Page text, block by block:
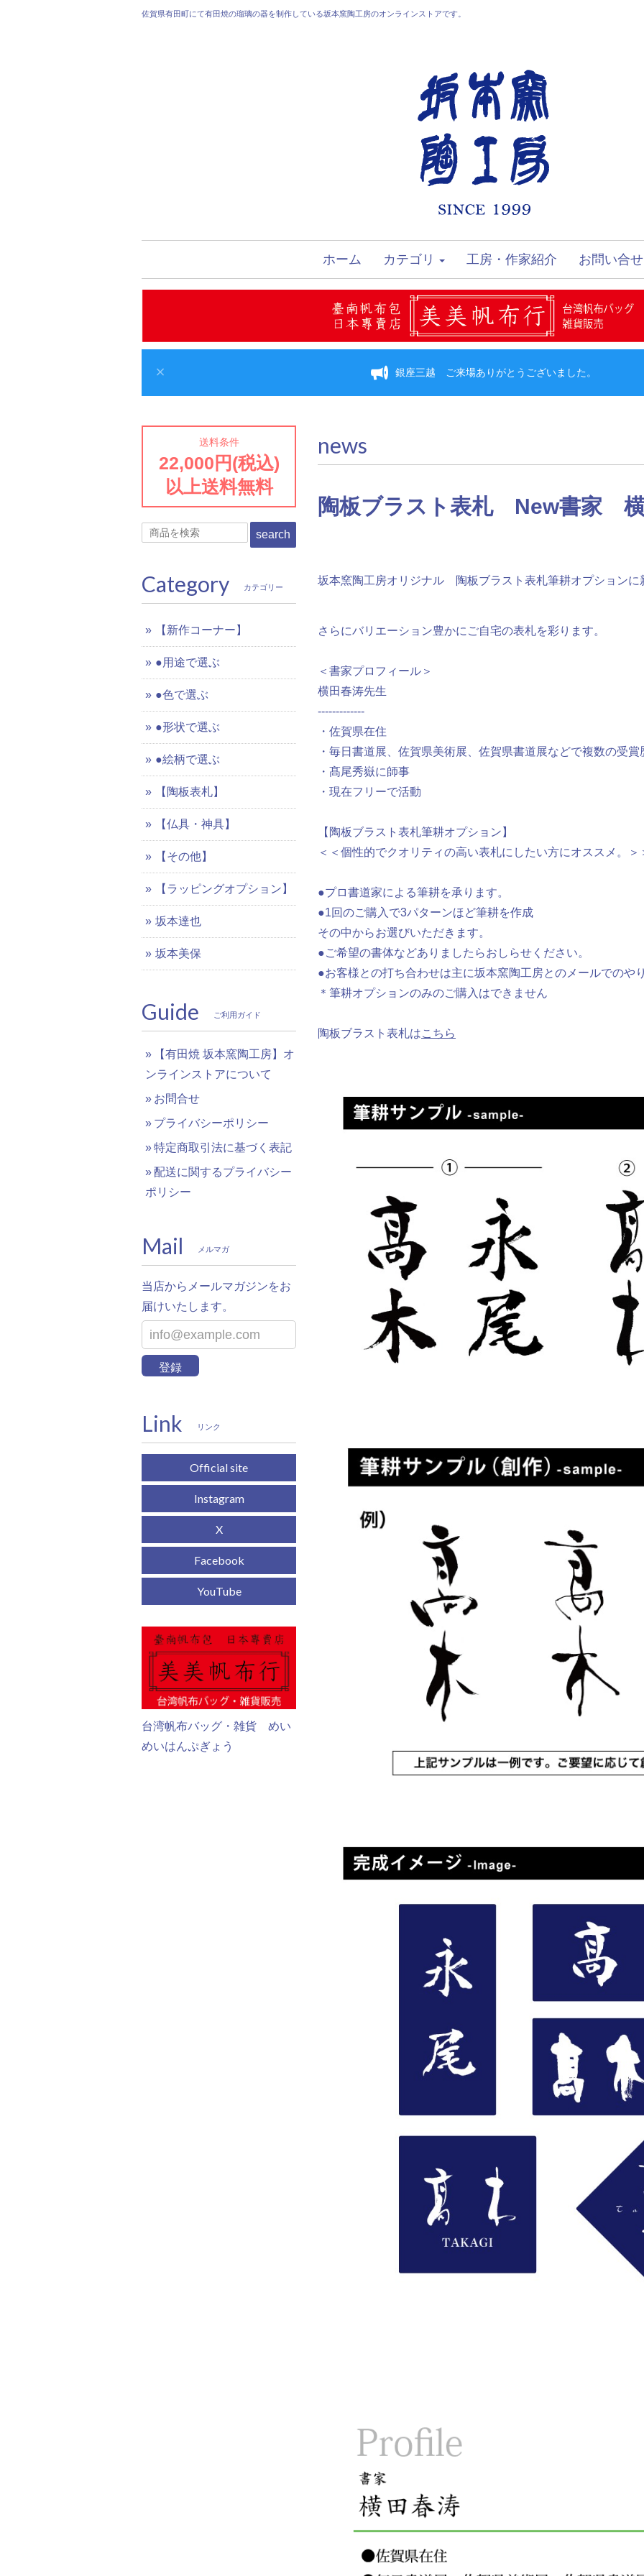
佐賀県有田町にて有田焼の瑠璃の器を制作している坂本窯陶工房のオンラインストアです。
ホーム カテゴリ 工房・作家紹介 お問い合せ
銀座三越 ご来場ありがとうございました。
news
陶板ブラスト表札 New書家 横
坂本窯陶工房オリジナル 陶板ブラスト表札筆耕オプションに
さらにバリエーション豊かにご自宅の表札を彩ります。
＜書家プロフィール＞
横田春涛先生
-------------
・佐賀県在住
・毎日書道展、佐賀県美術展、佐賀県書道展などで複数の受賞
・髙尾秀嶽に師事
・現在フリーで活動
【陶板ブラスト表札筆耕オプション】
＜＜個性的でクオリティの高い表札にしたい方にオススメ。＞
●プロ書道家による筆耕を承ります。
●1回のご購入で3パターンほど筆耕を作成
その中からお選びいただきます。
●ご希望の書体などありましたらおしらせください。
●お客様との打ち合わせは主に坂本窯陶工房とのメールでのや
＊筆耕オプションのみのご購入はできません
陶板ブラスト表札はこちら
送料条件
22,000円(税込)
以上送料無料
search
Category カテゴリー
【新作コーナー】
●用途で選ぶ
●色で選ぶ
●形状で選ぶ
●絵柄で選ぶ
【陶板表札】
【仏具・神具】
【その他】
【ラッピングオプション】
坂本達也
坂本美保
Guide ご利用ガイド
【有田焼 坂本窯陶工房】オ
ンラインストアについて
お問合せ
プライバシーポリシー
特定商取引法に基づく表記
配送に関するプライバシー
ポリシー
Mail メルマガ
当店からメールマガジンをお
届けいたします。
登録
Link リンク
Official site
Instagram
X
Facebook
YouTube
台湾帆布バッグ・雑貨 めい
めいはんぷぎょう